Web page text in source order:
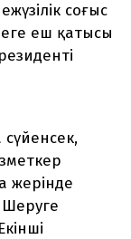
соғыс
еш қатысы
жерінде
Шеруге